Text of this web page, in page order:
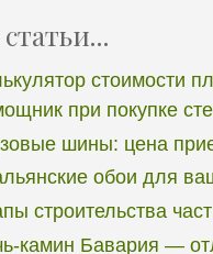
стоимости
при покупке
шины: цена
обои для
строительства
камин Бавария —